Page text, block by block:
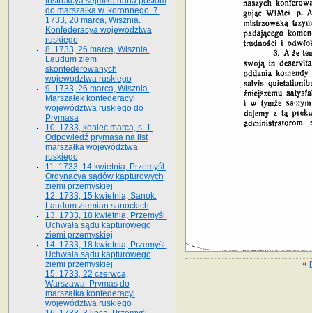
«
do marszałka w. koronnego. 7.
1733, 20 marca, Wisznia.
Konfederacya województwa
ruskiego
8. 1733, 26 marca, Wisznia.
Laudum ziem
skonfederowanych
województwa ruskiego
9. 1733, 26 marca, Wisznia.
Marszałek konfederacyi
województwa ruskiego do
Prymasa
10. 1733, koniec marca, s. 1.
Odpowiedź prymasa na list
marszałka województwa
ruskiego
11. 1733, 14 kwietnia, Przemyśl.
Ordynacya sądów kapturowych
ziemi przemyskiej
12. 1733, 15 kwietnia, Sanok.
Laudum ziemian sanockich
13. 1733, 18 kwietnia, Przemyśl.
Uchwała sądu kapturowego
ziemi przemyskiej
14. 1733, 18 kwietnia, Przemyśl.
Uchwała sądu kapturowego
ziemi przemyskiej
15. 1733, 22 czerwca,
Warszawa. Prymas do
marszałka konfederacyi
województwa ruskiego